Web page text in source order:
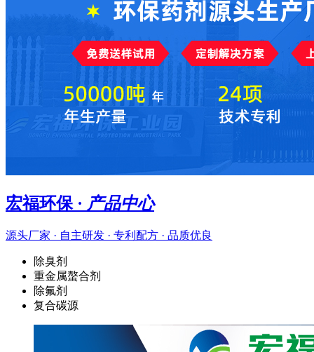
宏福环保 · 产品中心
源头厂家 · 自主研发 · 专利配方 · 品质优良
除臭剂
重金属螯合剂
除氟剂
复合碳源